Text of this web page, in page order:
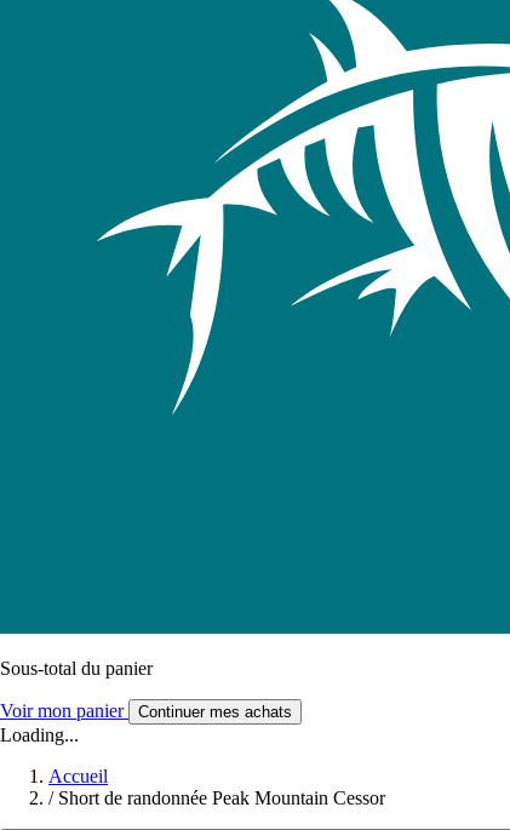
Sous-total du panier
Voir mon panier Continuer mes achats
Loading...
Accueil
/ Short de randonnée Peak Mountain Cessor